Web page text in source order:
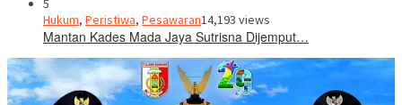
5
Hukum, Peristiwa, Pesawaran14,193 views
Mantan Kades Mada Jaya Sutrisna Dijemput…